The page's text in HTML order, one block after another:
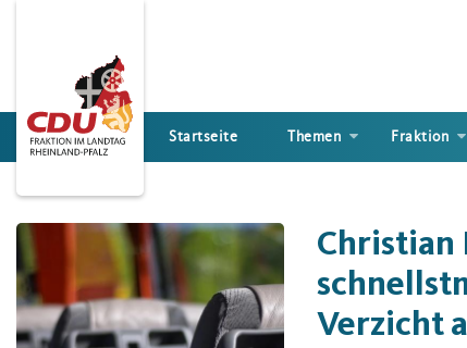
Startseite Themen Fraktion
Christian
Verzicht